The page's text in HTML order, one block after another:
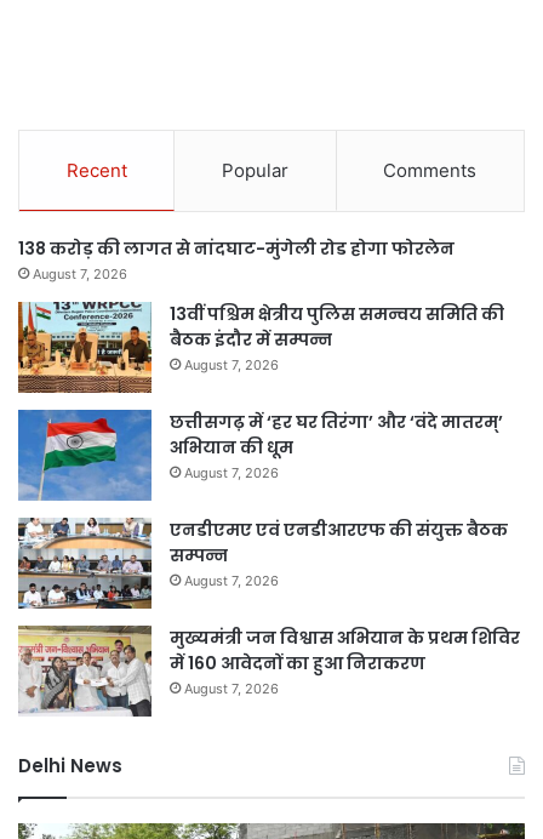
Recent Popular Comments
138 करोड़ की लागत से नांदघाट-मुंगेली रोड होगा फोरलेन
August 7, 2026
13वीं पश्चिम क्षेत्रीय पुलिस समन्वय समिति की
बैठक इंदौर में सम्पन्न
August 7, 2026
छत्तीसगढ़ में ‘हर घर तिरंगा’ और ‘वंदे मातरम्’
अभियान की धूम
August 7, 2026
एनडीएमए एवं एनडीआरएफ की संयुक्त बैठक
सम्पन्न
August 7, 2026
मुख्यमंत्री जन विश्वास अभियान के प्रथम शिविर
में 160 आवेदनों का हुआ निराकरण
August 7, 2026
Delhi News
दिल्ली